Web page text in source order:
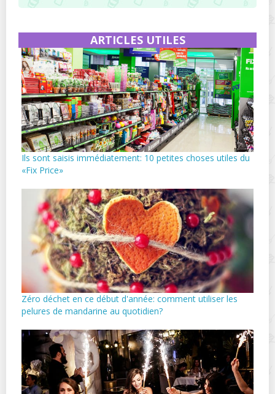
ARTICLES UTILES
Ils sont saisis immédiatement: 10 petites choses utiles du
«Fix Price»
Zéro déchet en ce début d'année: comment utiliser les
pelures de mandarine au quotidien?